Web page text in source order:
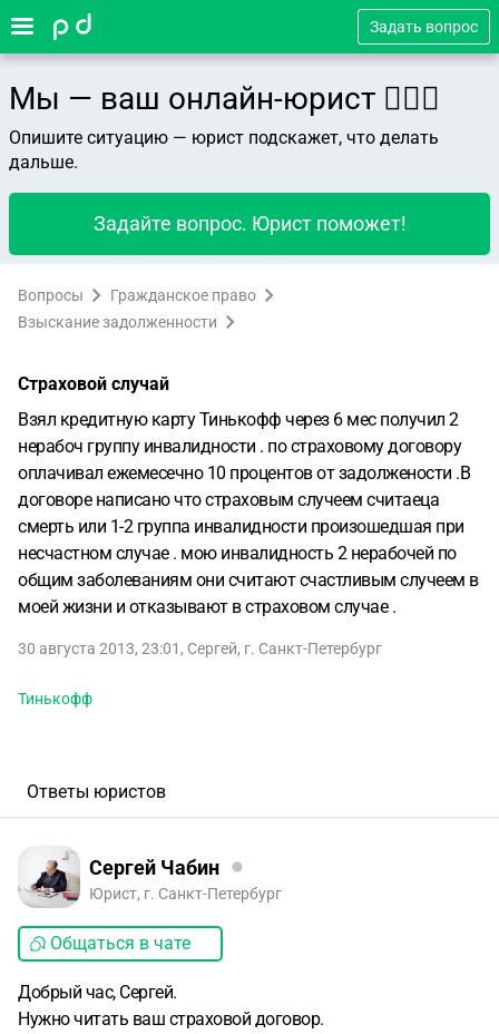
Задать вопрос
Мы — ваш онлайн-юрист 👨🏻‍⚖️
Опишите ситуацию — юрист подскажет, что делать
дальше.
Задайте вопрос. Юрист поможет!
Вопросы
Гражданское право
Взыскание задолженности
Страховой случай
Взял кредитную карту Тинькофф через 6 мес получил 2
нерабоч группу инвалидности . по страховому договору
оплачивал ежемесечно 10 процентов от задолжености .В
договоре написано что страховым случеем считаеца
смерть или 1-2 группа инвалидности произошедшая при
несчастном случае . мою инвалидность 2 нерабочей по
общим заболеваниям они считают счастливым случеем в
моей жизни и отказывают в страховом случае .
30 августа 2013, 23:01 , Сергей, г. Санкт-Петербург
Тинькофф
Ответы юристов
Сергей Чабин
Юрист, г. Санкт-Петербург
Общаться в чате
Добрый час, Сергей.
Нужно читать ваш страховой договор.